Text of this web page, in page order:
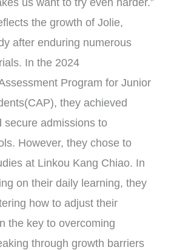
the growth of Jolie,
after enduring numerous
In the 2024
Program for Junior
they achieved
secure admissions to
However, they chose to
at Linkou Kang Chiao. In
on their daily learning, they
how to adjust their
the key to overcoming
through growth barriers